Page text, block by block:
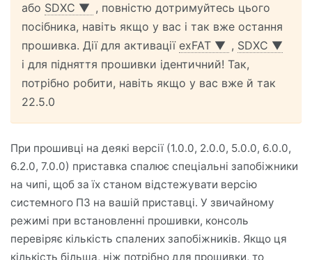
або SDXC ▼ , повністю дотримуйтесь цього
посібника, навіть якщо у вас і так вже остання
прошивка. Дії для активаціїexFAT ▼ , SDXC ▼
і для підняття прошивки ідентичний! Так,
потрібно робити, навіть якщо у вас вже й так
22.5.0
При прошивці на деякі версії (1.0.0, 2.0.0, 5.0.0, 6.0.0,
6.2.0, 7.0.0) приставка спалює спеціальні запобіжники
на чипі, щоб за їх станом відстежувати версію
системного ПЗ на вашій приставці. У звичайному
режимі при встановленні прошивки, консоль
перевіряє кількість спалених запобіжників. Якщо ця
кількість більша, ніж потрібно для прошивки, то